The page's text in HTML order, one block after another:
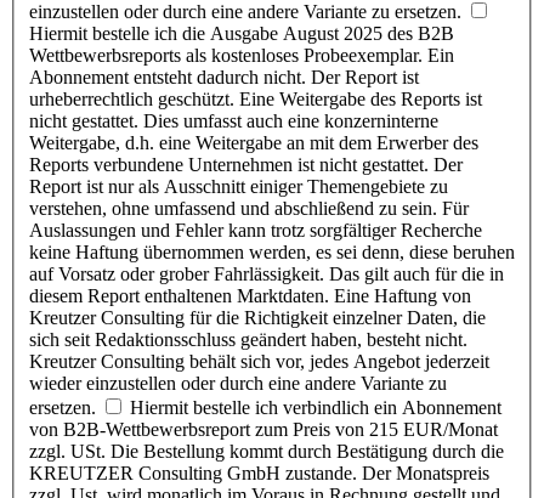
einzustellen oder durch eine andere Variante zu ersetzen.
Hiermit bestelle ich die Ausgabe August 2025 des B2B
Wettbewerbsreports als kostenloses Probeexemplar. Ein
Abonnement entsteht dadurch nicht. Der Report ist
urheberrechtlich geschützt. Eine Weitergabe des Reports ist
nicht gestattet. Dies umfasst auch eine konzerninterne
Weitergabe, d.h. eine Weitergabe an mit dem Erwerber des
Reports verbundene Unternehmen ist nicht gestattet. Der
Report ist nur als Ausschnitt einiger Themengebiete zu
verstehen, ohne umfassend und abschließend zu sein. Für
Auslassungen und Fehler kann trotz sorgfältiger Recherche
keine Haftung übernommen werden, es sei denn, diese beruhen
auf Vorsatz oder grober Fahrlässigkeit. Das gilt auch für die in
diesem Report enthaltenen Marktdaten. Eine Haftung von
Kreutzer Consulting für die Richtigkeit einzelner Daten, die
sich seit Redaktionsschluss geändert haben, besteht nicht.
Kreutzer Consulting behält sich vor, jedes Angebot jederzeit
wieder einzustellen oder durch eine andere Variante zu
ersetzen.
Hiermit bestelle ich verbindlich ein Abonnement
von B2B-Wettbewerbsreport zum Preis von 215 EUR/Monat
zzgl. USt. Die Bestellung kommt durch Bestätigung durch die
KREUTZER Consulting GmbH zustande. Der Monatspreis